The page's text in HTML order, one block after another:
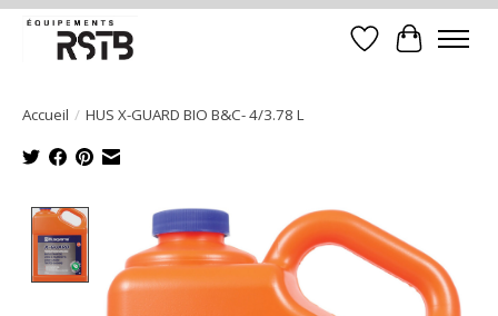
Liste dePanier
Accueil / HUS X-GUARD BIO B&C- 4/3.78 L
Product image slideshow Items